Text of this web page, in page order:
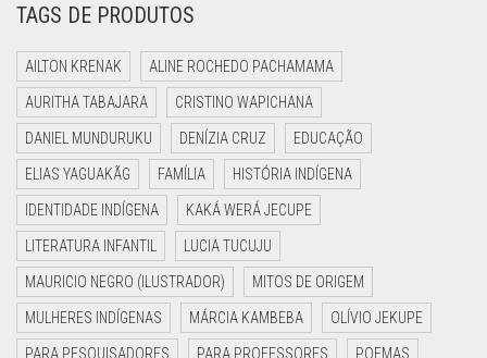
TAGS DE PRODUTOS
AILTON KRENAK ALINE ROCHEDO PACHAMAMA
AURITHA TABAJARA CRISTINO WAPICHANA
DANIEL MUNDURUKU DENÍZIA CRUZ EDUCAÇÃO
ELIAS YAGUAKÃG FAMÍLIA HISTÓRIA INDÍGENA
IDENTIDADE INDÍGENA KAKÁ WERÁ JECUPE
LITERATURA INFANTIL LUCIA TUCUJU
MAURICIO NEGRO (ILUSTRADOR) MITOS DE ORIGEM
MULHERES INDÍGENAS MÁRCIA KAMBEBA OLÍVIO JEKUPE
PARA PESQUISADORES PARA PROFESSORES POEMAS